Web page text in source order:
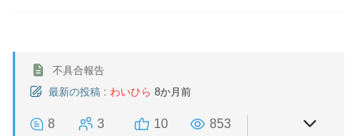
不具合報告
最新の投稿 : わいひら 8か月前
8 3 10 853